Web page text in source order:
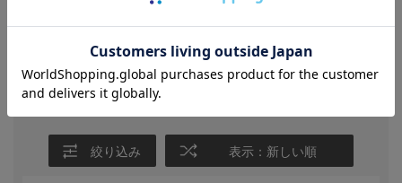
★ 1
絞り込み 表示：新しい順